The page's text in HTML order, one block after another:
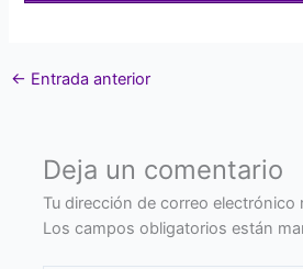
← Entrada anterior
Deja un comentario
Tu dirección de correo electrónico
Los campos obligatorios están